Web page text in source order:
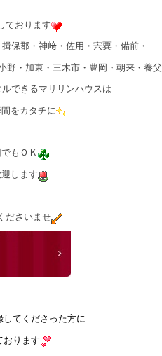
ております
保郡・神﨑・佐用・宍粟・備前・
野・加東・三木市・豊岡・朝来・養父
できるマリリンハウスは
をカタチに
もＯＫ
します
ださいませ
てくださった方に
おります